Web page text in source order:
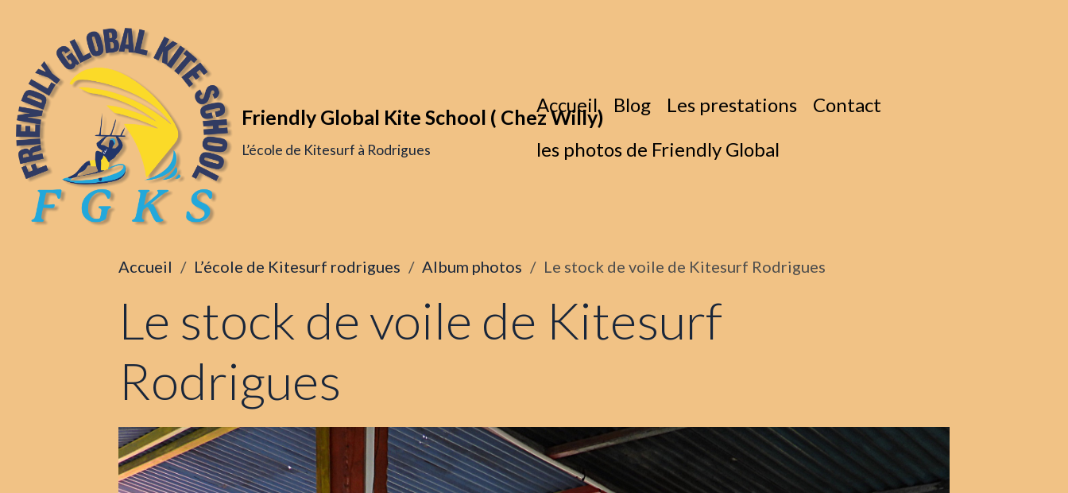
Friendly Global Kite School ( Chez Willy)
L’école de Kitesurf à Rodrigues
Accueil Blog Les prestations
Contact
les photos de Friendly Global
Accueil L’école de Kitesurf rodrigues Album photos Le stock de voile de Kitesurf Rodrigues
Le stock de voile de Kitesurf
Rodrigues